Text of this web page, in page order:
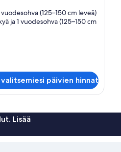
(125–150 cm leveä)
ja 1 vuodesohva (125–150 cm
päivien hinnat
Lisää